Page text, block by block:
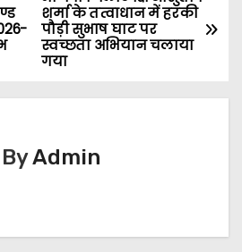
शर्मा के तत्वाधान में हरकी
पौड़ी सुभाष घाट पर
स्वच्छता अभियान चलाया
गया
ByAdmin